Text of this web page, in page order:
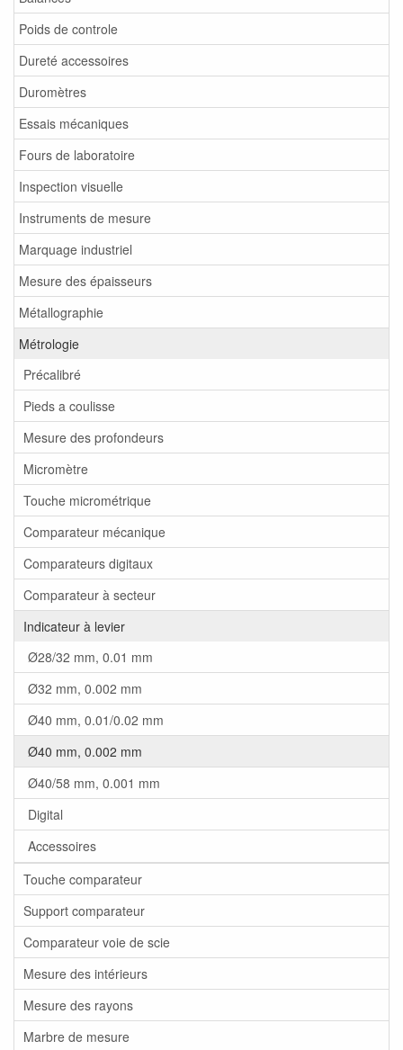
Poids de controle
Dureté accessoires
Duromètres
Essais mécaniques
Fours de laboratoire
Inspection visuelle
Instruments de mesure
Marquage industriel
Mesure des épaisseurs
Métallographie
Métrologie
Précalibré
Pieds a coulisse
Mesure des profondeurs
Micromètre
Touche micrométrique
Comparateur mécanique
Comparateurs digitaux
Comparateur à secteur
Indicateur à levier
Ø28/32 mm, 0.01 mm
Ø32 mm, 0.002 mm
Ø40 mm, 0.01/0.02 mm
Ø40 mm, 0.002 mm
Ø40/58 mm, 0.001 mm
Digital
Accessoires
Touche comparateur
Support comparateur
Comparateur voie de scie
Mesure des intérieurs
Mesure des rayons
Marbre de mesure